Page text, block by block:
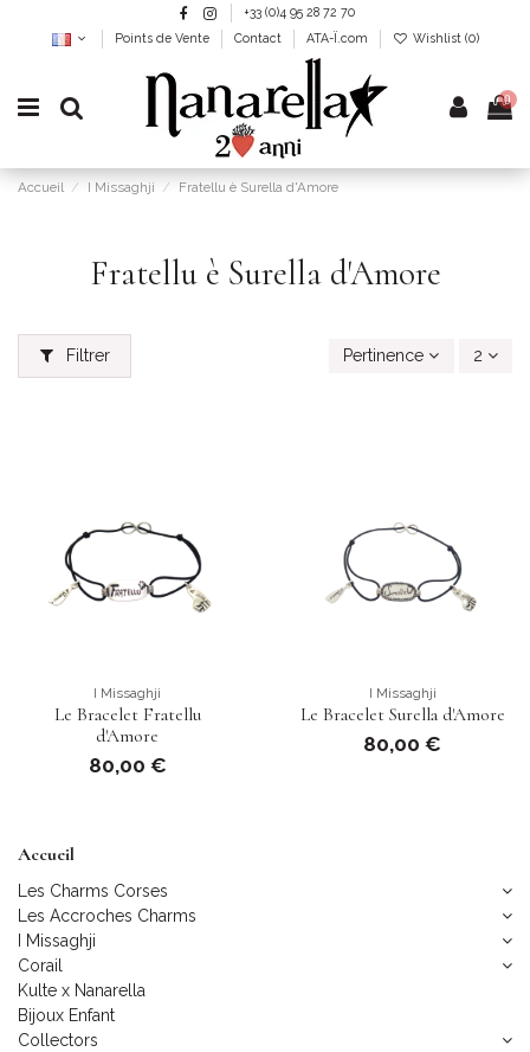
+33 (0)4 95 28 72 70
Points de Vente
Contact ATA-Ï.com Wishlist (0)
0
Accueil I Missaghji Fratellu è Surella d'Amore
Fratellu è Surella d'Amore
Filtrer Pertinence 2
I Missaghji
Le Bracelet Fratellu
d'Amore
80,00 €
I Missaghji
Le Bracelet Surella d'Amore
80,00 €
Accueil
Les Charms Corses
Les Accroches Charms
I Missaghji
Corail
Kulte x Nanarella
Bijoux Enfant
Collectors